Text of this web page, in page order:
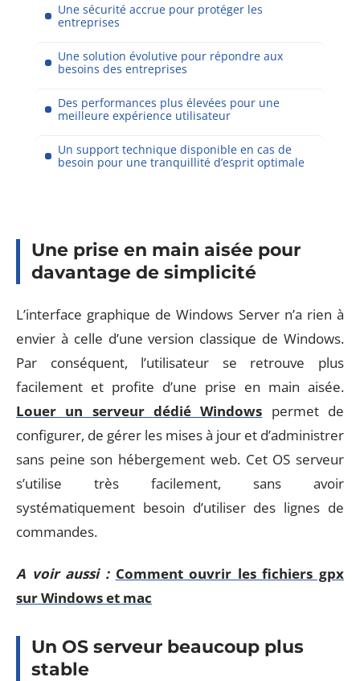
Une sécurité accrue pour protéger les
entreprises
Une solution évolutive pour répondre aux
besoins des entreprises
Des performances plus élevées pour une
meilleure expérience utilisateur
Un support technique disponible en cas de
besoin pour une tranquillité d’esprit optimale
Une prise en main aisée pour
davantage de simplicité
L’interface graphique de Windows Server n’a rien à
envier à celle d’une version classique de Windows.
Par conséquent, l’utilisateur se retrouve plus
facilement et profite d’une prise en main aisée.
Louer un serveur dédié Windows permet de
configurer, de gérer les mises à jour et d’administrer
sans peine son hébergement web. Cet OS serveur
s’utilise très facilement, sans avoir
systématiquement besoin d’utiliser des lignes de
commandes.
A voir aussi : Comment ouvrir les fichiers gpx
sur Windows et mac
Un OS serveur beaucoup plus
stable